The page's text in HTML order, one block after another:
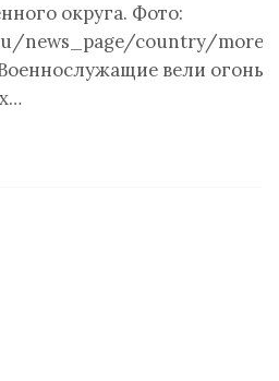
округа. Фото:
news_page/country/
вели огонь